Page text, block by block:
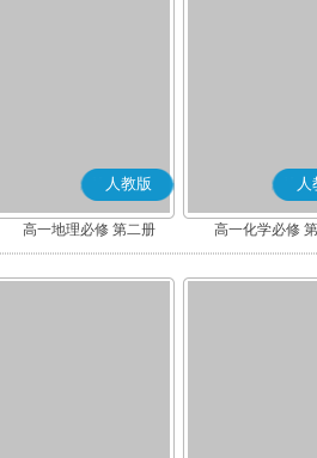
人教版
高一地理必修 第二册
人
高一化学必修